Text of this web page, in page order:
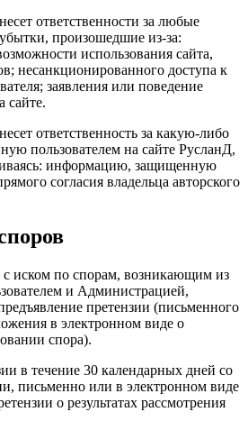
ответственности за любые
произошедшие из-за:
использования сайта,
несанкционированного доступа к
заявления или поведение
сайте.
ответственность за какую-либо
пользователем на сайте РусланД,
информацию, защищенную
согласия владельца авторского
с иском по спорам, возникающим из
и Администрацией,
претензии (письменного
в электронном виде о
спора).
в течение 30 календарных дней со
письменно или в электронном виде
о результатах рассмотрения